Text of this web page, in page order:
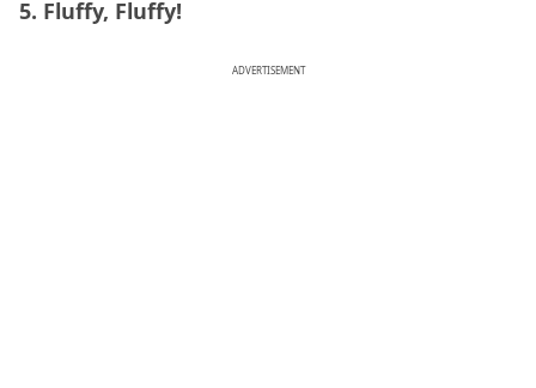
5. Fluffy, Fluffy!
ADVERTISEMENT